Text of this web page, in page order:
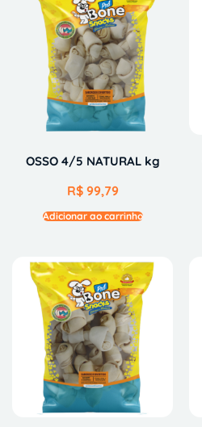
OSSO 4/5 NATURAL kg
R$99,79
Adicionar ao carrinho